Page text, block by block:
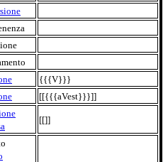
{{{V}}}
[[{{{aVest}}}]]
[[]]